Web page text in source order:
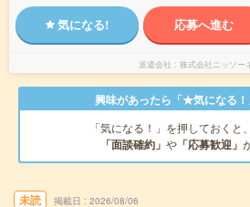
気になる! 応募へ進む
派遣会社 株式会社ニッソー
興味があったら「★気になる！
「気になる！」を押しておくと
「面談確約」 や 「応募歓迎」
未読 掲載日 2026/08/06